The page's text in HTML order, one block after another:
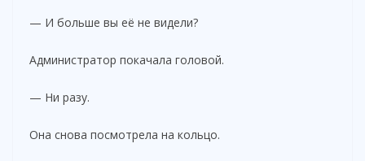
— И больше вы её не видели?
Администратор покачала головой.
— Ни разу.
Она снова посмотрела на кольцо.